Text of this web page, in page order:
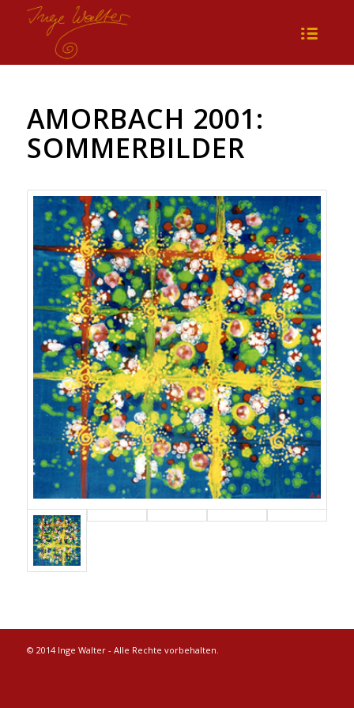
AMORBACH 2001:
SOMMERBILDER
© 2014 Inge Walter - Alle Rechte vorbehalten.